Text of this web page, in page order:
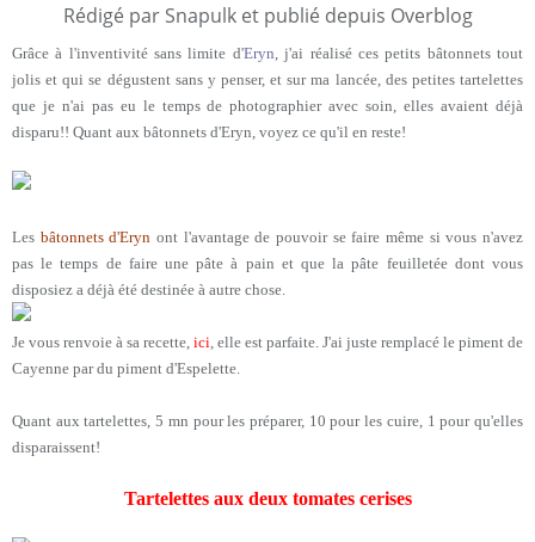
Rédigé par Snapulk et publié depuis Overblog
Grâce à l'inventivité sans limite d'Eryn , j'ai réalisé ces petits bâtonnets tout
jolis et qui se dégustent sans y penser, et sur ma lancée, des petites tartelettes
que je n'ai pas eu le temps de photographier avec soin, elles avaient déjà
disparu!! Quant aux bâtonnets d'Eryn, voyez ce qu'il en reste!
Les bâtonnets d'Eryn ont l'avantage de pouvoir se faire même si vous n'avez
pas le temps de faire une pâte à pain et que la pâte feuilletée dont vous
disposiez a déjà été destinée à autre chose.
Je vous renvoie à sa recette, ici , elle est parfaite. J'ai juste remplacé le piment de
Cayenne par du piment d'Espelette.
Quant aux tartelettes, 5 mn pour les préparer, 10 pour les cuire, 1 pour qu'elles
disparaissent!
Tartelettes aux deux tomates cerises